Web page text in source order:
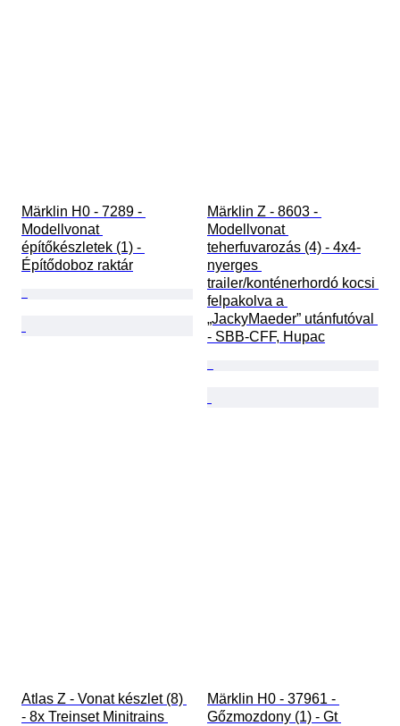
Märklin H0 - 7289 -
Modellvonat
építőkészletek (1) -
Építődoboz raktár
Märklin Z - 8603 -
Modellvonat
teherfuvarozás (4) - 4x4-
nyerges
trailer/konténerhordó kocsi
felpakolva a
„JackyMaeder” utánfutóval
- SBB-CFF, Hupac
Atlas Z - Vonat készlet (8)
- 8x Treinset Minitrains
Märklin H0 - 37961 -
Gőzmozdony (1) - Gt